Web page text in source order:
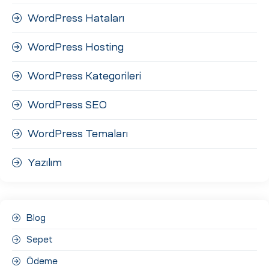
WordPress Hataları
WordPress Hosting
WordPress Kategorileri
WordPress SEO
WordPress Temaları
Yazılım
Blog
Sepet
Ödeme